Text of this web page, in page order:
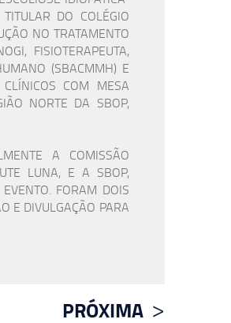
DO COLÉGIO
NO TRATAMENTO
FISIOTERAPEUTA,
(SBACMMH) E
COM MESA
NORTE DA SBOP,
A COMISSÃO
LUNA, E A SBOP,
FORAM DOIS
E DIVULGAÇÃO PARA
PRÓXIMA